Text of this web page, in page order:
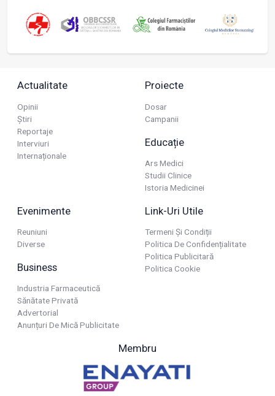
Actualitate
Opinii
Știri
Reportaje
Interviuri
Internaționale
Proiecte
Dosar
Campanii
Educație
Ars Medici
Studii Clinice
Istoria Medicinei
Evenimente
Reuniuni
Diverse
Business
Industria Farmaceutică
Sănătate Privată
Advertorial
Anunțuri De Mică Publicitate
Link-Uri Utile
Termeni Și Condiții
Politica De Confidențialitate
Politica Publicitară
Politica Cookie
Membru